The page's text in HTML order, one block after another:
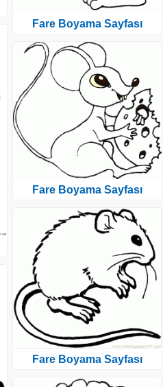
Fare Boyama Sayfası
Fare Boyama Sayfası
Fare Boyama Sayfası